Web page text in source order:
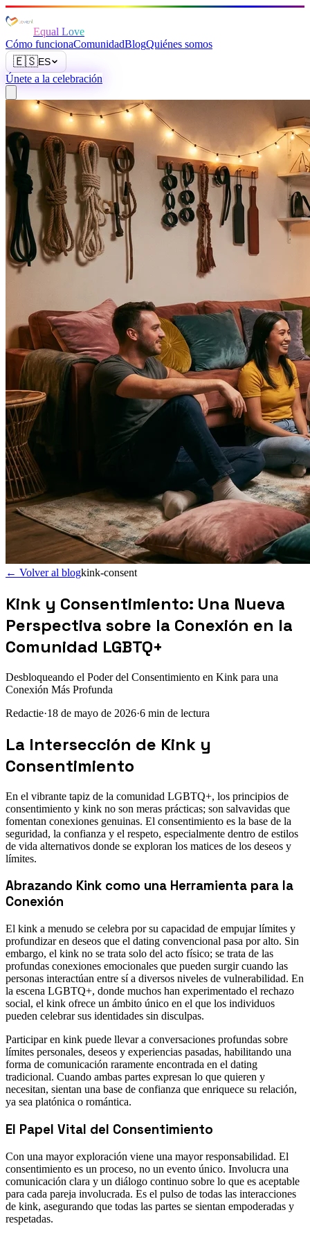
Equal Love
Cómo funcionaComunidadBlogQuiénes somos
🇪🇸ES
Únete a la celebración
← Volver al blogkink-consent
Kink y Consentimiento: Una Nueva
Perspectiva sobre la Conexión en la
Comunidad LGBTQ+
Desbloqueando el Poder del Consentimiento en Kink para una
Conexión Más Profunda
Redactie·18 de mayo de 2026·6 min de lectura
La Intersección de Kink y
Consentimiento
En el vibrante tapiz de la comunidad LGBTQ+, los principios de
consentimiento y kink no son meras prácticas; son salvavidas que
fomentan conexiones genuinas. El consentimiento es la base de la
seguridad, la confianza y el respeto, especialmente dentro de estilos
de vida alternativos donde se exploran los matices de los deseos y
límites.
Abrazando Kink como una Herramienta para la
Conexión
El kink a menudo se celebra por su capacidad de empujar límites y
profundizar en deseos que el dating convencional pasa por alto. Sin
embargo, el kink no se trata solo del acto físico; se trata de las
profundas conexiones emocionales que pueden surgir cuando las
personas interactúan entre sí a diversos niveles de vulnerabilidad. En
la escena LGBTQ+, donde muchos han experimentado el rechazo
social, el kink ofrece un ámbito único en el que los individuos
pueden celebrar sus identidades sin disculpas.
Participar en kink puede llevar a conversaciones profundas sobre
límites personales, deseos y experiencias pasadas, habilitando una
forma de comunicación raramente encontrada en el dating
tradicional. Cuando ambas partes expresan lo que quieren y
necesitan, sientan una base de confianza que enriquece su relación,
ya sea platónica o romántica.
El Papel Vital del Consentimiento
Con una mayor exploración viene una mayor responsabilidad. El
consentimiento es un proceso, no un evento único. Involucra una
comunicación clara y un diálogo continuo sobre lo que es aceptable
para cada pareja involucrada. Es el pulso de todas las interacciones
de kink, asegurando que todas las partes se sientan empoderadas y
respetadas.